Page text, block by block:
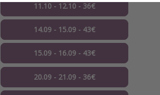
11.10 - 12.10 - 36€
14.09 - 15.09 - 43€
15.09 - 16.09 - 43€
20.09 - 21.09 - 36€